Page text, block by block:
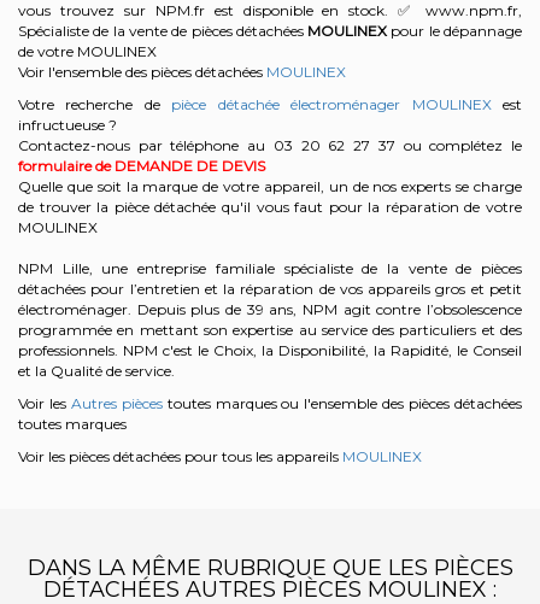
vous trouvez sur NPM.fr est disponible en stock. ✅ www.npm.fr,
Spécialiste de la vente de pièces détachées MOULINEXpour le dépannage
de votre MOULINEX
Voir l'ensemble des pièces détachées MOULINEX
Votre recherche de pièce détachée électroménager MOULINEXest
infructueuse ?
Contactez-nous par téléphone au 03 20 62 27 37 ou complétez le
formulaire de DEMANDE DE DEVIS
Quelle que soit la marque de votre appareil, un de nos experts se charge
de trouver la pièce détachée qu'il vous faut pour la réparation de votre
MOULINEX
NPM Lille, une entreprise familiale spécialiste de la vente de pièces
détachées pour l’entretien et la réparation de vos appareils gros et petit
électroménager. Depuis plus de 39 ans, NPM agit contre l’obsolescence
programmée en mettant son expertise au service des particuliers et des
professionnels. NPM c'est le Choix, la Disponibilité, la Rapidité, le Conseil
et la Qualité de service.
Voir les Autres piècestoutes marques ou l'ensemble des pièces détachées
toutes marques
Voir les pièces détachées pour tous les appareils MOULINEX
DANS LA MÊME RUBRIQUE QUE LES PIÈCES
DÉTACHÉES AUTRES PIÈCES MOULINEX :